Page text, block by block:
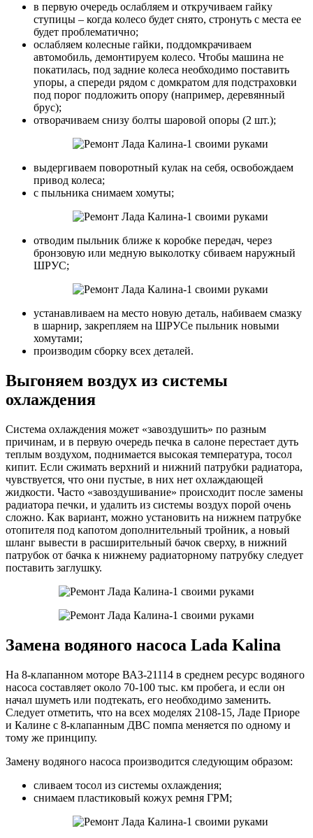
в первую очередь ослабляем и откручиваем гайку
ступицы – когда колесо будет снято, стронуть с места ее
будет проблематично;
ослабляем колесные гайки, поддомкрачиваем
автомобиль, демонтируем колесо. Чтобы машина не
покатилась, под задние колеса необходимо поставить
упоры, а спереди рядом с домкратом для подстраховки
под порог подложить опору (например, деревянный
брус);
отворачиваем снизу болты шаровой опоры (2 шт.);
выдергиваем поворотный кулак на себя, освобождаем
привод колеса;
с пыльника снимаем хомуты;
отводим пыльник ближе к коробке передач, через
бронзовую или медную выколотку сбиваем наружный
ШРУС;
устанавливаем на место новую деталь, набиваем смазку
в шарнир, закрепляем на ШРУСе пыльник новыми
хомутами;
производим сборку всех деталей.
Выгоняем воздух из системы
охлаждения
Система охлаждения может «завоздушить» по разным
причинам, и в первую очередь печка в салоне перестает дуть
теплым воздухом, поднимается высокая температура, тосол
кипит. Если сжимать верхний и нижний патрубки радиатора,
чувствуется, что они пустые, в них нет охлаждающей
жидкости. Часто «завоздушивание» происходит после замены
радиатора печки, и удалить из системы воздух порой очень
сложно. Как вариант, можно установить на нижнем патрубке
отопителя под капотом дополнительный тройник, а новый
шланг вывести в расширительный бачок сверху, в нижний
патрубок от бачка к нижнему радиаторному патрубку следует
поставить заглушку.
Замена водяного насоса Lada Kalina
На 8-клапанном моторе ВАЗ-21114 в среднем ресурс водяного
насоса составляет около 70-100 тыс. км пробега, и если он
начал шуметь или подтекать, его необходимо заменить.
Следует отметить, что на всех моделях 2108-15, Ладе Приоре
и Калине с 8-клапанным ДВС помпа меняется по одному и
тому же принципу.
Замену водяного насоса производится следующим образом:
сливаем тосол из системы охлаждения;
снимаем пластиковый кожух ремня ГРМ;